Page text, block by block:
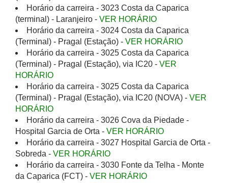
Horário da carreira - 3023 Costa da Caparica
(terminal) - Laranjeiro - VER HORÁRIO
Horário da carreira - 3024 Costa da Caparica
(Terminal) - Pragal (Estação) - VER HORÁRIO
Horário da carreira - 3025 Costa da Caparica
(Terminal) - Pragal (Estação), via IC20 - VER
HORÁRIO
Horário da carreira - 3025 Costa da Caparica
(Terminal) - Pragal (Estação), via IC20 (NOVA) - VER
HORÁRIO
Horário da carreira - 3026 Cova da Piedade -
Hospital Garcia de Orta - VER HORÁRIO
Horário da carreira - 3027 Hospital Garcia de Orta -
Sobreda - VER HORÁRIO
Horário da carreira - 3030 Fonte da Telha - Monte
da Caparica (FCT) - VER HORÁRIO